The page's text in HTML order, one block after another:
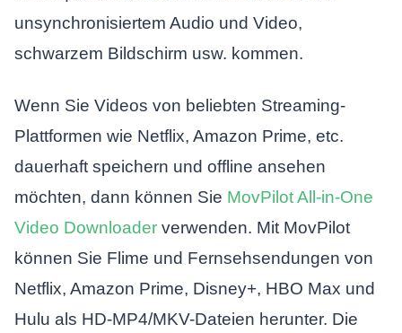
unsynchronisiertem Audio und Video,
schwarzem Bildschirm usw. kommen.
Wenn Sie Videos von beliebten Streaming-
Plattformen wie Netflix, Amazon Prime, etc.
dauerhaft speichern und offline ansehen
möchten, dann können Sie MovPilot All-in-One
Video Downloaderverwenden. Mit MovPilot
können Sie Flime und Fernsehsendungen von
Netflix, Amazon Prime, Disney+, HBO Max und
Hulu als HD-MP4/MKV-Dateien herunter. Die